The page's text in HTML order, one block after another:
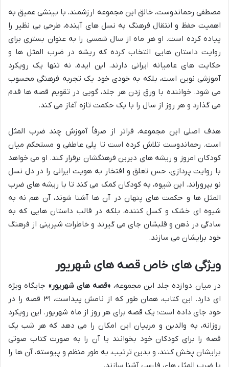
مصطفی رحماندوست، خالق این مجموعه ارزشمند، با بینشی عمیق به
اهمیت حفظ و انتقال فرهنگ به نسل های آینده، طرحی بی نظیر را
پیاده کرده است. او هر ماه از سال شمسی را به عنوان بستری برای
روایت داستان هایی انتخاب کرده که ریشه در ضرب المثل ها و
حکایت های عامیانه ایرانی دارند. این ایده، نه تنها یک رویکرد
آموزشی نوین است، بلکه به خودی خود یک تجربه فرهنگی محسوب
می شود. خواننده با ورق زدن هر جلد، گویی در تقویم قصه ها قدم
می گذارد و هر روز از سال را با یک حکمت تازه آغاز می کند.
هدف اصلی این مجموعه، فراتر از صرفاً آموزش چند ضرب المثل
است. رحماندوست تلاش کرده است تا پلی عاطفی و مستحکم میان
کودکان امروز و ریشه های دیرین فرهنگشان برقرار کند. او می خواهد
با روایت پردازی، حس تعلق و افتخار به هویت ایرانی را در دل نسل
نو بپروراند. این شیوه، به کودکان کمک می کند تا با ریشه های ضرب
المثل ها و حکمت های پنهان در آن ها آشنا شوند، آن هم نه به
شیوه ای خشک و کسل کننده، بلکه در قالب داستان هایی که به
سادگی در ذهن و قلبشان جای می گیرند و خاطرات شیرینی از فرهنگ
خود برایشان می سازند.
ویژگی های خاص قصه های شهریور
در میان دوازده جلد این مجموعه، «قصه های شهریور» جایگاه ویژه
ای دارد. این کتاب، همان طور که از نامش پیداست، ۳۱ قصه را در
خود جای داده است؛ یک قصه برای هر روز از ماه شهریور. این رویکرد
روزانه، به والدین و مربیان این امکان را می دهد که هر شب یک
قصه را برای کودکان خود بخوانند یا آن را به صورت کتاب صوتی
برایشان پخش کنند، و بدین ترتیب، به طور منظم و پیوسته، آن ها را